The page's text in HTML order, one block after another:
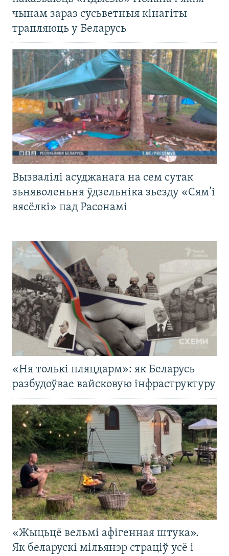
чынам зараз сусьветныя кінагіты
трапляюць у Беларусь
Вызвалілі асуджанага на сем сутак
зьняволеньня ўдзельніка зьезду «Сям’і
вясёлкі» пад Расонамі
«Ня толькі пляцдарм»: як Беларусь
разбудоўвае вайсковую інфраструктуру
«Жыцьцё вельмі афігенная штука».
Як беларускі мільянэр страціў усё і